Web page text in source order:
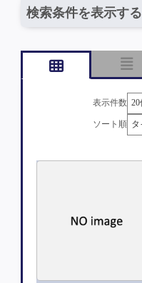
検索条件を表示する
表示件数
ソート順